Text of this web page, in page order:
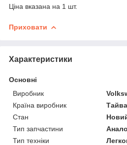
Ціна вказана на 1 шт.
Приховати
Характеристики
Основні
Виробник
Країна виробник
Стан
Тип запчастини
Тип техніки